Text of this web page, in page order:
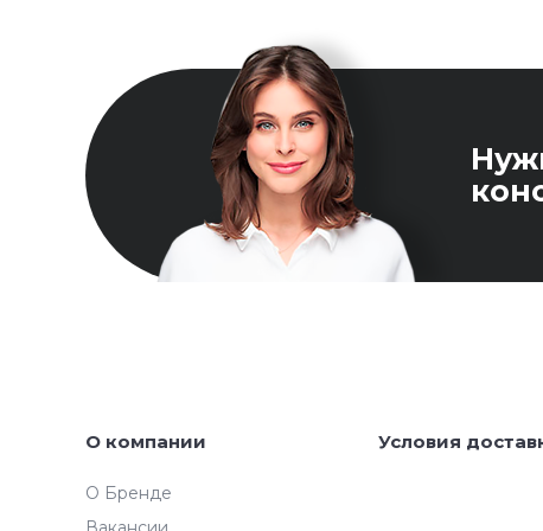
О компании
О Бренде
Условия